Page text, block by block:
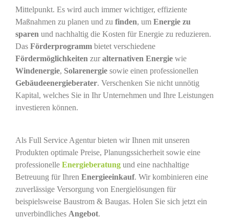
Mittelpunkt. Es wird auch immer wichtiger, effiziente
Maßnahmen zu planen und zu finden, um Energie zu
sparen und nachhaltig die Kosten für Energie zu reduzieren.
Das Förderprogramm bietet verschiedene
Fördermöglichkeiten zuralternativen Energie wie
Windenergie, Solarenergie sowie einen professionellen
Gebäudeenergieberater. Verschenken Sie nicht unnötig
Kapital, welches Sie in Ihr Unternehmen und Ihre Leistungen
investieren können.
Als Full Service Agentur bieten wir Ihnen mit unseren
Produkten optimale Preise, Planungssicherheit sowie eine
professionelle Energieberatung und eine nachhaltige
Betreuung für Ihren Energieeinkauf. Wir kombinieren eine
zuverlässige Versorgung von Energielösungen für
beispielsweise Baustrom & Baugas. Holen Sie sich jetzt ein
unverbindliches Angebot.